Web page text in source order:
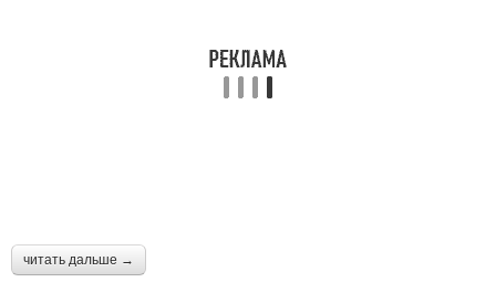
читать дальше →